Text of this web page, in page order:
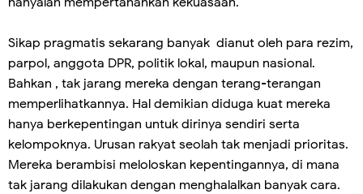
Sikap pragmatis sekarang banyak dianut oleh para rezim,
parpol, anggota DPR, politik lokal, maupun nasional.
Bahkan , tak jarang mereka dengan terang-terangan
memperlihatkannya. Hal demikian diduga kuat mereka
hanya berkepentingan untuk dirinya sendiri serta
kelompoknya. Urusan rakyat seolah tak menjadi prioritas.
Mereka berambisi meloloskan kepentingannya, di mana
tak jarang dilakukan dengan menghalalkan banyak cara.